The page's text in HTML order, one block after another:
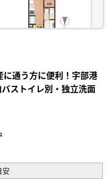
に通う方に便利！宇部港
ストイレ別・独立洗面
安